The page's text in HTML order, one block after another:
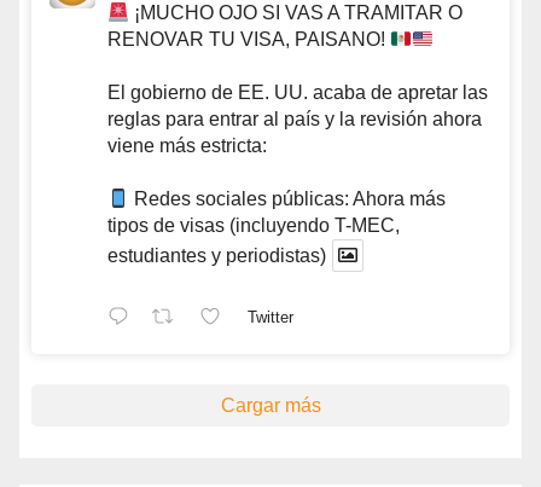
¡MUCHO OJO SI VAS A TRAMITAR O
RENOVAR TU VISA, PAISANO!
El gobierno de EE. UU. acaba de apretar las
reglas para entrar al país y la revisión ahora
viene más estricta:
Redes sociales públicas: Ahora más
tipos de visas (incluyendo T-MEC,
estudiantes y periodistas)
Twitter
Cargar más